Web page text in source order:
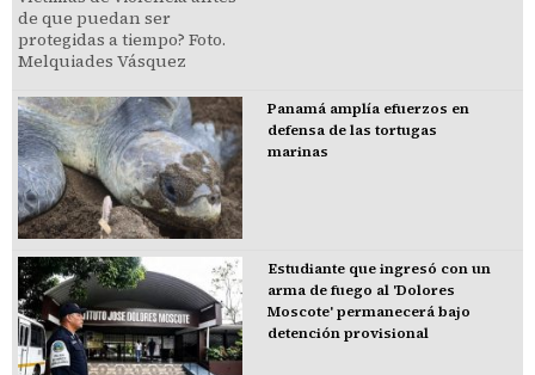
Panamá amplía efuerzos en
defensa de las tortugas
marinas
Estudiante que ingresó con un
arma de fuego al 'Dolores
Moscote' permanecerá bajo
detención provisional